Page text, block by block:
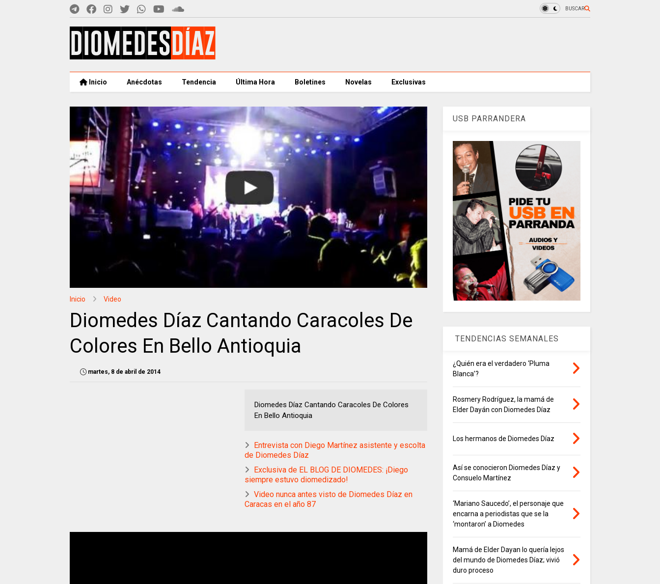
BUSCAR
Inicio Anécdotas Tendencia Última Hora Boletines Novelas Exclusivas
Inicio Video
Diomedes Díaz Cantando Caracoles De
Colores En Bello Antioquia
martes, 8 de abril de 2014
Diomedes Díaz Cantando Caracoles De Colores
En Bello Antioquia
Entrevista con Diego Martínez asistente y escolta
de Diomedes Díaz
Exclusiva de EL BLOG DE DIOMEDES: ¡Diego
siempre estuvo diomedizado!
Video nunca antes visto de Diomedes Díaz en
Caracas en el año 87
USB PARRANDERA
TENDENCIAS SEMANALES
¿Quién era el verdadero ‘Pluma
Blanca’?
Rosmery Rodríguez, la mamá de
Elder Dayán con Diomedes Díaz
Los hermanos de Diomedes Díaz
Así se conocieron Diomedes Díaz y
Consuelo Martínez
‘Mariano Saucedo’, el personaje que
encarna a periodistas que se la
‘montaron’ a Diomedes
Mamá de Elder Dayan lo quería lejos
del mundo de Diomedes Díaz; vivió
duro proceso